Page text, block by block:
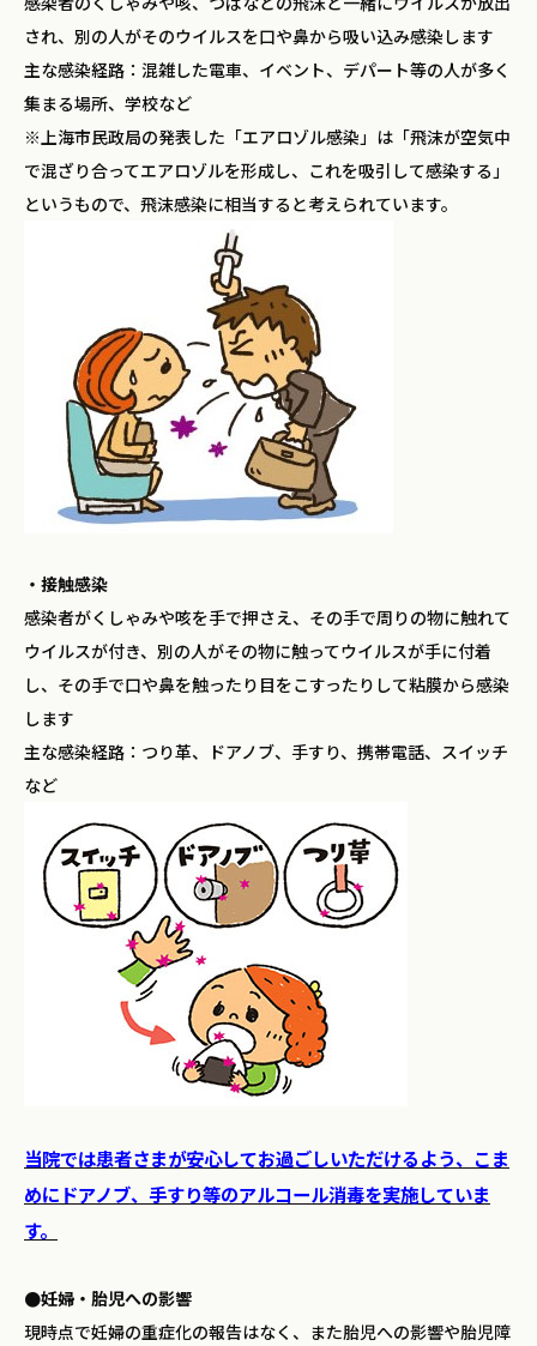
され、別の人がそのウイルスを口や鼻から吸い込み感染します
主な感染経路：混雑した電車、イベント、デパート等の人が多く
集まる場所、学校など
※上海市民政局の発表した「エアロゾル感染」は「飛沫が空気中
で混ざり合ってエアロゾルを形成し、これを吸引して感染する」
というもので、飛沫感染に相当すると考えられています。
・接触感染
感染者がくしゃみや咳を手で押さえ、その手で周りの物に触れて
ウイルスが付き、別の人がその物に触ってウイルスが手に付着
し、その手で口や鼻を触ったり目をこすったりして粘膜から感染
します
主な感染経路：つり革、ドアノブ、手すり、携帯電話、スイッチ
など
当院では患者さまが安心してお過ごしいただけるよう、こま
めにドアノブ、手すり等のアルコール消毒を実施していま
す。
●妊婦・胎児への影響
現時点で妊婦の重症化の報告はなく、また胎児への影響や胎児障